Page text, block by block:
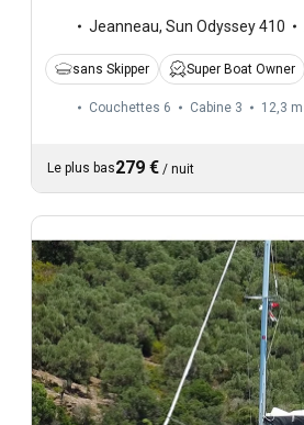
Jeanneau, Sun Odyssey 410
sans Skipper Super Boat Owner
Couchettes 6 Cabine 3 12,3 m
Le plus bas279 € / nuit